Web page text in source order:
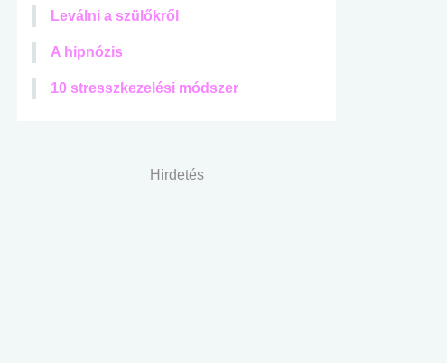
Leválni a szülőkről
A hipnózis
10 stresszkezelési módszer
Hirdetés